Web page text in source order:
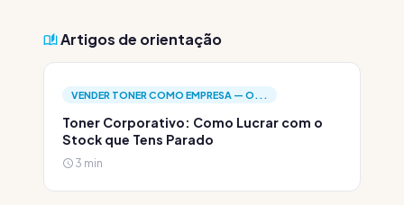
Artigos de orientação
VENDER TONER COMO EMPRESA — O...
Toner Corporativo: Como Lucrar com o
Stock que Tens Parado
3 min